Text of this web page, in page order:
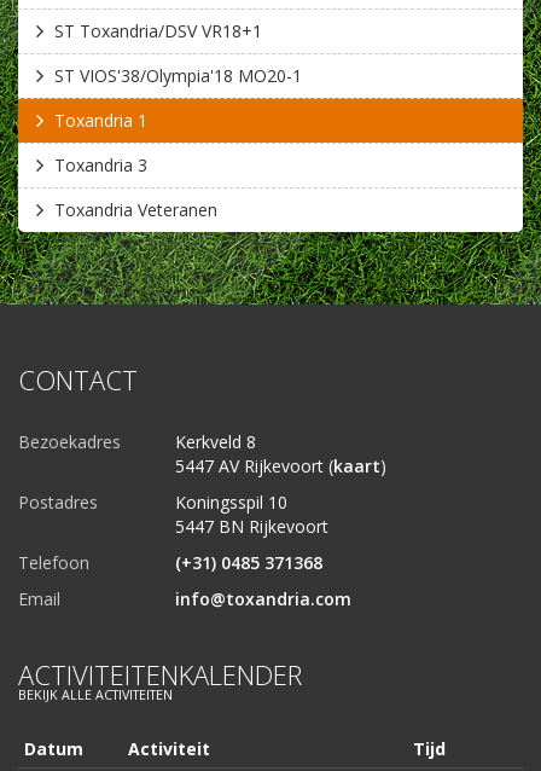
ST Toxandria/DSV VR18+1
ST VIOS'38/Olympia'18 MO20-1
Toxandria 1
Toxandria 3
Toxandria Veteranen
CONTACT
Bezoekadres
Kerkveld 8
5447 AV Rijkevoort (kaart)
Postadres
Koningsspil 10
5447 BN Rijkevoort
Telefoon
(+31) 0485 371368
Email
info@toxandria.com
ACTIVITEITENKALENDER
BEKIJK ALLE ACTIVITEITEN
Datum Activiteit Tijd